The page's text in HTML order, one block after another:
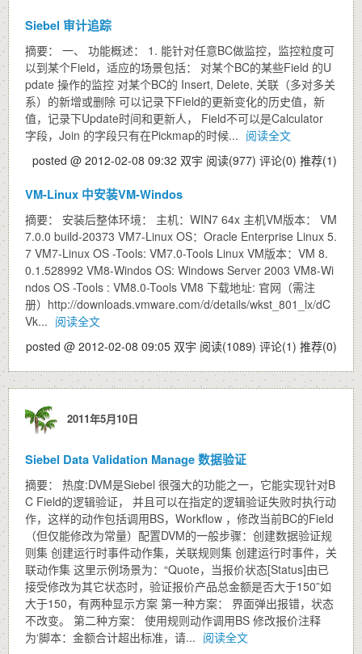
Siebel 审计追踪
摘要： 一、 功能概述： 1. 能针对任意BC做监控，监控粒度可
以到某个Field，适应的场景包括： 对某个BC的某些Field 的U
pdate 操作的监控 对某个BC的 Insert, Delete, 关联（多对多关
系）的新增或删除 可以记录下Field的更新变化的历史值，新
值，记录下Update时间和更新人， Field不可以是Calculator
字段，Join 的字段只有在Pickmap的时候... 阅读全文
posted @ 2012-02-08 09:32 双宇 阅读(977) 评论(0) 推荐(1)
VM-Linux 中安装VM-Windos
摘要： 安装后整体环境： 主机：WIN7 64x 主机VM版本： VM
7.0.0 build-20373 VM7-Linux OS：Oracle Enterprise Linux 5.
7 VM7-Linux OS -Tools: VM7.0-Tools Linux VM版本：VM 8.
0.1.528992 VM8-Windos OS: Windows Server 2003 VM8-Wi
ndos OS -Tools : VM8.0-Tools VM8 下载地址: 官网（需注
册）http://downloads.vmware.com/d/details/wkst_801_lx/dC
Vk... 阅读全文
posted @ 2012-02-08 09:05 双宇 阅读(1089) 评论(1) 推荐(0)
2011年5月10日
Siebel Data Validation Manage 数据验证
摘要： 热度:DVM是Siebel 很强大的功能之一，它能实现针对B
C Field的逻辑验证， 并且可以在指定的逻辑验证失败时执行动
作，这样的动作包括调用BS，Workflow ，修改当前BC的Field
（但仅能修改为常量）配置DVM的一般步骤：创建数据验证规
则集 创建运行时事件动作集，关联规则集 创建运行时事件，关
联动作集 这里示例场景为：“Quote，当报价状态[Status]由已
接受修改为其它状态时，验证报价产品总金额是否大于150”如
大于150，有两种显示方案 第一种方案： 界面弹出报错，状态
不改变。 第二种方案： 使用规则动作调用BS 修改报价注释
为‘脚本：金额合计超出标准，请... 阅读全文